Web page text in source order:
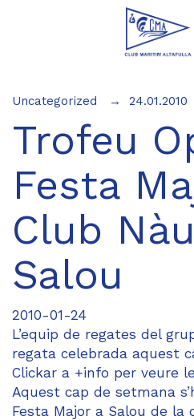
Uncategorized 24.01.2010
Trofeu
Festa
Club
Salou
2010-01-24
L’equip de regates del
regata celebrada aquest
Clickar a +info per veure
Aquest cap de setmana
Festa Major a Salou de la